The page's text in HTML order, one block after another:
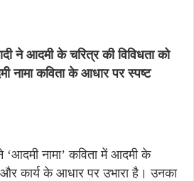
ने आदमी के चरित्र की विविधता को
नामा कविता के आधार पर स्पष्ट
‘आदमी नामा’ कविता में आदमी के
कार्य के आधार पर उभारा है। उनका